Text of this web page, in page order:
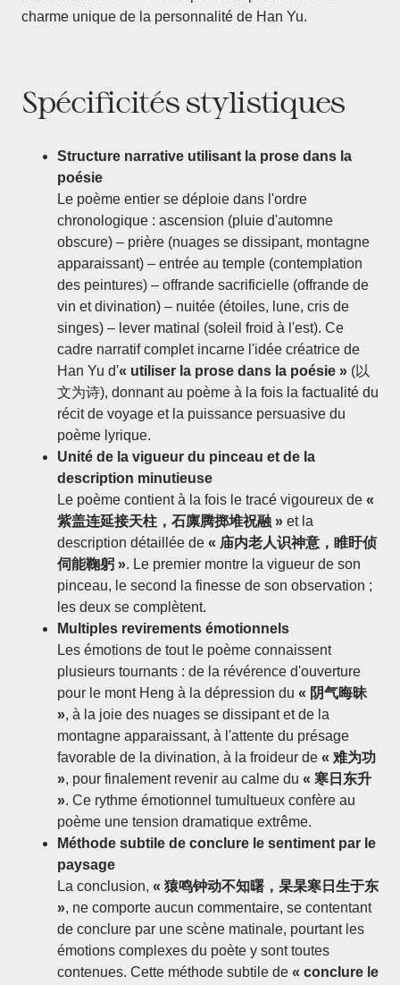
charme unique de la personnalité de Han Yu.
Spécificités stylistiques
Structure narrative utilisant la prose dans la
poésie
Le poème entier se déploie dans l'ordre
chronologique : ascension (pluie d'automne
obscure) – prière (nuages se dissipant, montagne
apparaissant) – entrée au temple (contemplation
des peintures) – offrande sacrificielle (offrande de
vin et divination) – nuitée (étoiles, lune, cris de
singes) – lever matinal (soleil froid à l'est). Ce
cadre narratif complet incarne l'idée créatrice de
Han Yu d'« utiliser la prose dans la poésie » (以
文为诗), donnant au poème à la fois la factualité du
récit de voyage et la puissance persuasive du
poème lyrique.
Unité de la vigueur du pinceau et de la
description minutieuse
Le poème contient à la fois le tracé vigoureux de «
紫盖连延接天柱，石廪腾掷堆祝融 » et la
description détaillée de « 庙内老人识神意，睢盱侦
伺能鞠躬 ». Le premier montre la vigueur de son
pinceau, le second la finesse de son observation ;
les deux se complètent.
Multiples revirements émotionnels
Les émotions de tout le poème connaissent
plusieurs tournants : de la révérence d'ouverture
pour le mont Heng à la dépression du « 阴气晦昧
», à la joie des nuages se dissipant et de la
montagne apparaissant, à l'attente du présage
favorable de la divination, à la froideur de « 难为功
», pour finalement revenir au calme du « 寒日东升
». Ce rythme émotionnel tumultueux confère au
poème une tension dramatique extrême.
Méthode subtile de conclure le sentiment par le
paysage
La conclusion, « 猿鸣钟动不知曙，杲杲寒日生于东
», ne comporte aucun commentaire, se contentant
de conclure par une scène matinale, pourtant les
émotions complexes du poète y sont toutes
contenues. Cette méthode subtile de « conclure le